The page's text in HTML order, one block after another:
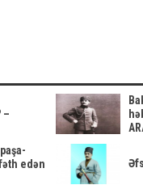
–
edən